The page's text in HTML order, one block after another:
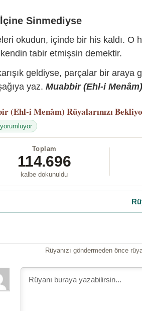
Sinmediyse
okudun, içinde bir his kaldı. O
tabir etmişsin demektir.
geldiyse, parçalar bir araya
yaz. Muabbir (Ehl-i
(Ehl-i Menâm)Rüyalarınızı
Toplam
114.696
kalbe dokunuldu
Rüyanızı göndermeden önce